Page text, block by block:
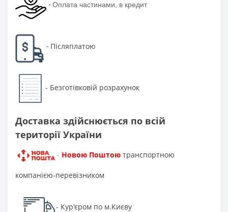
- Оплата частинами, в кредит
- Післяплатою
- Безготівковій розрахунок
Доставка здійснюється по всій
території України
- Новою Поштою транспортною
компанією-перевізником
- Кур'єром по м.Києву